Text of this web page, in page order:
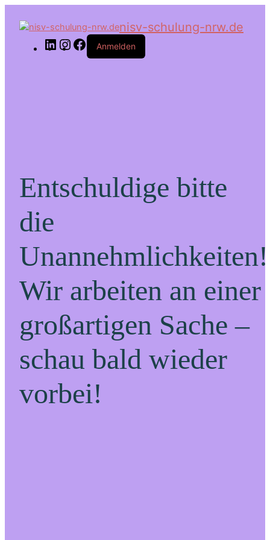
nisv-schulung-nrw.de
LinkedIn
Instagram
Facebook
Anmelden
Entschuldige bitte
die
Unannehmlichkeiten!
Wir arbeiten an einer
großartigen Sache –
schau bald wieder
vorbei!